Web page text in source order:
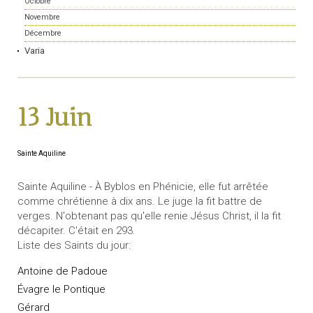
Novembre
Décembre
Varia
13 Juin
Sainte Aquiline
Sainte Aquiline - À Byblos en Phénicie, elle fut arrêtée
comme chrétienne à dix ans. Le juge la fit battre de
verges. N'obtenant pas qu'elle renie Jésus Christ, il la fit
décapiter. C'était en 293.
Liste des Saints du jour:
Antoine de Padoue
Évagre le Pontique
Gérard